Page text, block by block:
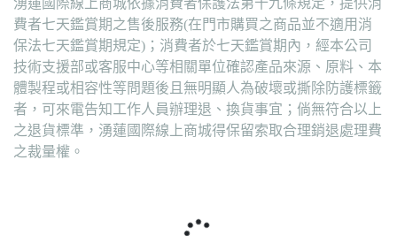
湧蓮國際線上商城依據消費者保護法第十九條規定，提供消
費者七天鑑賞期之售後服務(在門市購買之商品並不適用消
保法七天鑑賞期規定)；消費者於七天鑑賞期內，經本公司
技術支援部或客服中心等相關單位確認產品來源、原料、本
體製程或相容性等問題後且無明顯人為破壞或撕除防護標籤
者，可來電告知工作人員辦理退、換貨事宜；倘無符合以上
之退貨標準，湧蓮國際線上商城得保留索取合理銷退處理費
之裁量權。